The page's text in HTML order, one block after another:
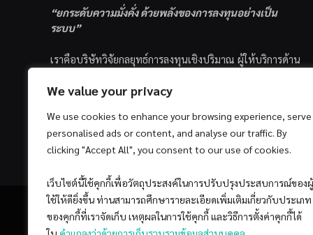
We value your privacy
We use cookies to enhance your browsing experience, serve
personalised ads or content, and analyse our traffic. By
clicking "Accept All", you consent to our use of cookies.
เว็บไซต์นี้ใช้คุกกี้เพื่อวัตถุประสงค์ในการปรับปรุงประสบการณ์ของผู้
ใช้ให้ดียิ่งขึ้น ท่านสามารถศึกษารายละเอียดเพิ่มเติมเกี่ยวกับประเภท
ของคุกกี้ที่เราจัดเก็บ เหตุผลในการใช้คุกกี้ และวิธีการตั้งค่าคุกกี้ได้
“ยกระดับความมั่งคั่ง ด้วยพลังของการลงทุนอย่างเป็น
ระบบ”
เราคือบริษัทวิจัยกลยุทธ์การลงทุนเชิงปริมาณ ผู้ให้บริการด้าน
ส่วนบุคคล ซึ่งมีเป้าหมายที่จะช่วยเหลือให้นักลงทุนไทย
ด้วยแนวคิดและกระบวนการลงทุนอย่างเป็นระบบแบบ
Quantitative & Systematic Investing